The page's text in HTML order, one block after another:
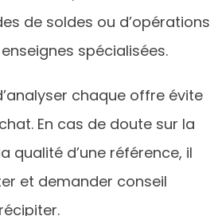
de soldes ou d’opérations
spécialisées.
chaque offre évite
En cas de doute sur la
qualité d’une référence, il
et demander conseil